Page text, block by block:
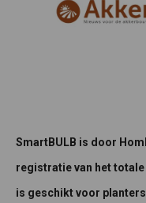
SmartBULB is door
registratie van het
is geschikt voor